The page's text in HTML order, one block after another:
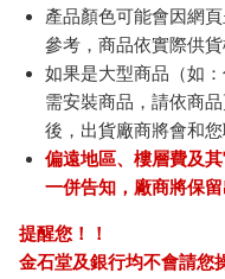
產品顏色可能會因網
參考，商品依實際供貨
如果是大型商品（如
需安裝商品，請依商
後，出貨廠商將會和
偏遠地區、樓層費及
一併告知，廠商將保留
提醒您！！
金石堂及銀行均不會請您